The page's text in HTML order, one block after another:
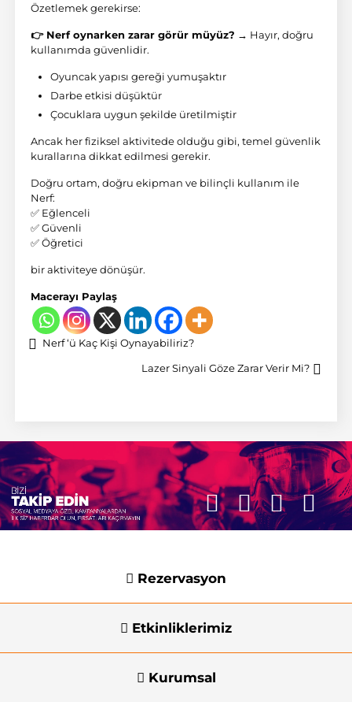
Özetlemek gerekirse:
👉 Nerf oynarken zarar görür müyüz? → Hayır, doğru
kullanımda güvenlidir.
Oyuncak yapısı gereği yumuşaktır
Darbe etkisi düşüktür
Çocuklara uygun şekilde üretilmiştir
Ancak her fiziksel aktivitede olduğu gibi, temel güvenlik
kurallarına dikkat edilmesi gerekir.
Doğru ortam, doğru ekipman ve bilinçli kullanım ile
Nerf:
✅ Eğlenceli
✅ Güvenli
✅ Öğretici
bir aktiviteye dönüşür.
Macerayı Paylaş
Nerf ‘ü Kaç Kişi Oynayabiliriz?
Lazer Sinyali Göze Zarar Verir Mi?
Rezervasyon
Etkinliklerimiz
Kurumsal